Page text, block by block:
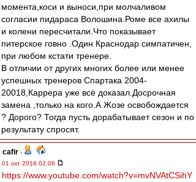
момента,коси и выноси,при молчаливом
согласии пидараса Волошина.Роме все ахилы
и колени пересчитали.Что показывает
питерское говно .Один Краснодар симпатичен,
при любом кстати тренере.
В отличии от других многих более или менее
успешных тренеров Спартака 2004-
20018,Каррера уже всё доказал.Досрочная
замена ,только на кого.А Жозе освобождается
? Дорого? Тогда пусть дорабатывает сезон и по
результату спросят.
cafir -
01 окт 2018 02:06
https://www.youtube.com/watch?v=mvNVAtCSihY